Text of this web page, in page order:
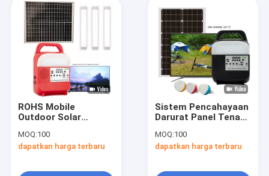
ROHS Mobile
Outdoor Solar
Light Power Led Usb
Charger
MOQ:100
dapatkan harga terbaru
Sistem Pencahayaan
Darurat Panel Tenaga
Dengan Cahaya
Untuk Rumah
MOQ:100
dapatkan harga terbaru